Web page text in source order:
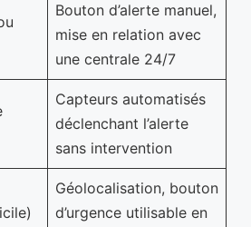
Bouton d’alerte manuel,
mise en relation avec
une centrale 24/7
Capteurs automatisés
déclenchant l’alerte
sans intervention
Géolocalisation, bouton
d’urgence utilisable en